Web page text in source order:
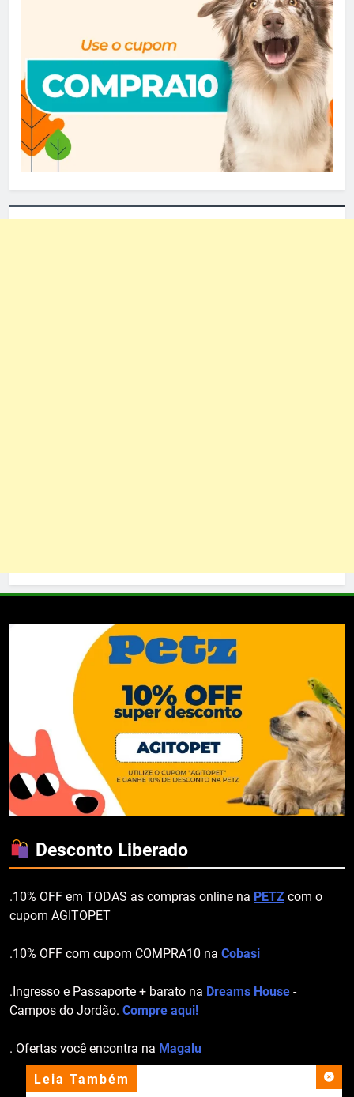
Leia Também
Desconto Liberado
.10% OFF em TODAS as compras online na PETZ com o
cupom AGITOPET
.10% OFF com cupom COMPRA10 na Cobasi
.Ingresso e Passaporte + barato na Dreams House -
Campos do Jordão. Compre aqui!
. Ofertas você encontra na Magalu
apoio institucional